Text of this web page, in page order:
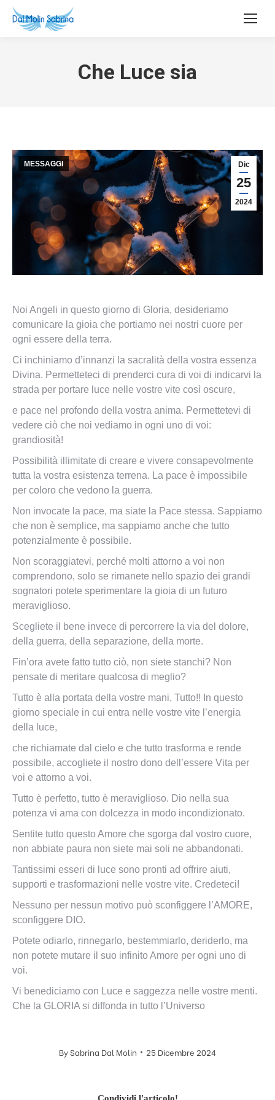
Che Luce sia
Dic
25
2024
MESSAGGI
Noi Angeli in questo giorno di Gloria, desideriamo
comunicare la gioia che portiamo nei nostri cuore per
ogni essere della terra.
Ci inchiniamo d’innanzi la sacralità della vostra essenza
Divina. Permetteteci di prenderci cura di voi di indicarvi la
strada per portare luce nelle vostre vite così oscure,
e pace nel profondo della vostra anima. Permettetevi di
vedere ciò che noi vediamo in ogni uno di voi:
grandiosità!
Possibilità illimitate di creare e vivere consapevolmente
tutta la vostra esistenza terrena. La pace è impossibile
per coloro che vedono la guerra.
Non invocate la pace, ma siate la Pace stessa. Sappiamo
che non è semplice, ma sappiamo anche che tutto
potenzialmente è possibile.
Non scoraggiatevi, perché molti attorno a voi non
comprendono, solo se rimanete nello spazio dei grandi
sognatori potete sperimentare la gioia di un futuro
meraviglioso.
Scegliete il bene invece di percorrere la via del dolore,
della guerra, della separazione, della morte.
Fin’ora avete fatto tutto ciò, non siete stanchi? Non
pensate di meritare qualcosa di meglio?
Tutto è alla portata della vostre mani, Tutto!! In questo
giorno speciale in cui entra nelle vostre vite l’energia
della luce,
che richiamate dal cielo e che tutto trasforma e rende
possibile, accogliete il nostro dono dell’essere Vita per
voi e attorno a voi.
Tutto è perfetto, tutto è meraviglioso. Dio nella sua
potenza vi ama con dolcezza in modo incondizionato.
Sentite tutto questo Amore che sgorga dal vostro cuore,
non abbiate paura non siete mai soli ne abbandonati.
Tantissimi esseri di luce sono pronti ad offrire aiuti,
supporti e trasformazioni nelle vostre vite. Credeteci!
Nessuno per nessun motivo può sconfiggere l’AMORE,
sconfiggere DIO.
Potete odiarlo, rinnegarlo, bestemmiarlo, deriderlo, ma
non potete mutare il suo infinito Amore per ogni uno di
voi.
Vi benediciamo con Luce e saggezza nelle vostre menti.
Che la GLORIA si diffonda in tutto l’Universo
BySabrina Dal Molin 25 Dicembre 2024